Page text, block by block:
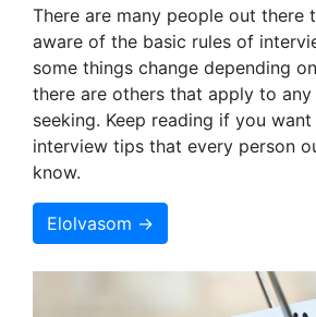
There are many people out there
aware of the basic rules of
some things change depending
there are others that apply to
seeking. Keep reading if you
interview tips that every person
know.
Elolvasom →